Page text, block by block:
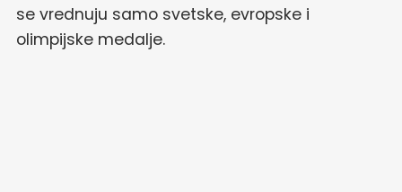
se vrednuju samo svetske, evropske i
olimpijske medalje.